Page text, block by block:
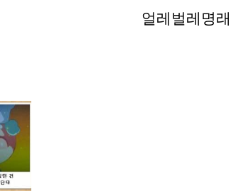
얼레벌레명
얼레벌레명